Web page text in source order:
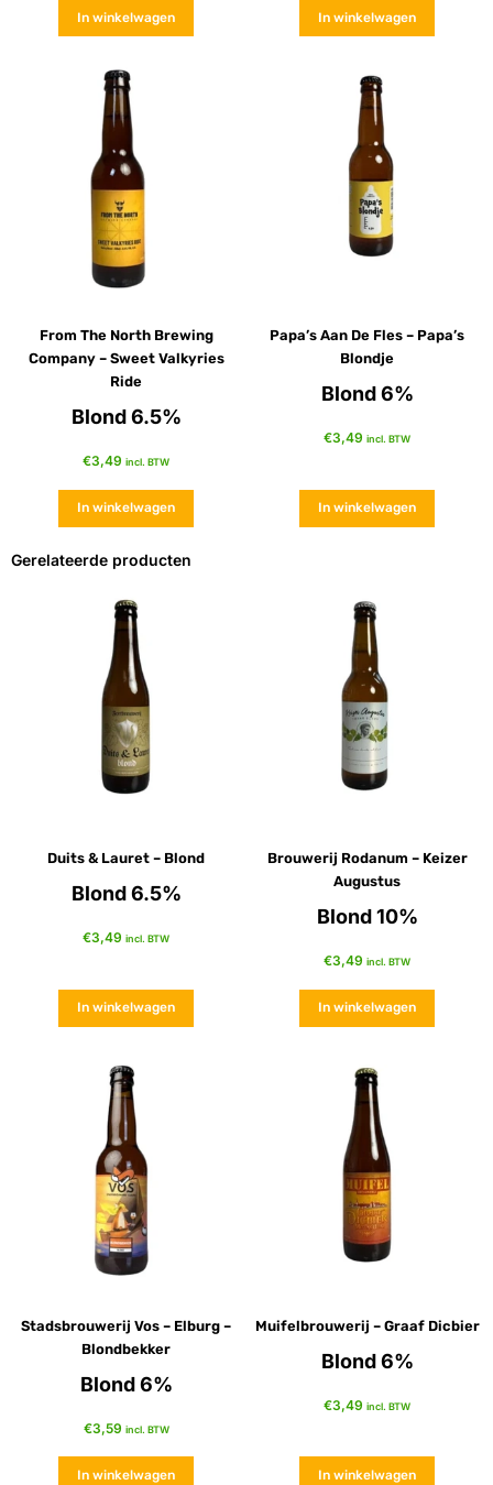
In winkelwagen In winkelwagen
From The North Brewing
Company – Sweet Valkyries
Ride
Blond 6.5%
€3,49 incl. BTW
In winkelwagen
Papa’s Aan De Fles – Papa’s
Blondje
Blond 6%
€3,49 incl. BTW
In winkelwagen
Gerelateerde producten
Duits & Lauret – Blond
Blond 6.5%
€3,49 incl. BTW
In winkelwagen
Brouwerij Rodanum – Keizer
Augustus
Blond 10%
€3,49 incl. BTW
In winkelwagen
Stadsbrouwerij Vos – Elburg –
Blondbekker
Blond 6%
€3,59 incl. BTW
In winkelwagen
Muifelbrouwerij – Graaf Dicbier
Blond 6%
€3,49 incl. BTW
In winkelwagen